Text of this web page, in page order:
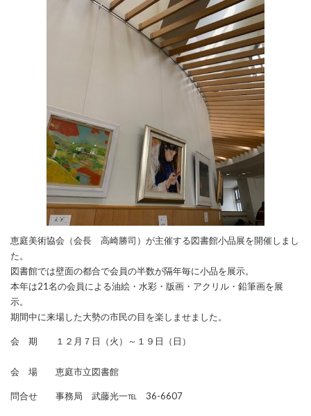
恵庭美術協会（会長 高崎勝司）が主催する図書館小品展を開催しまし
た。
図書館では壁面の都合で会員の半数が隔年毎に小品を展示。
本年は21名の会員による油絵・水彩・版画・アクリル・鉛筆画を展
示。
期間中に来場した大勢の市民の目を楽しませました。
会 期 １２月７日（火）～１９日（日）
会 場 恵庭市立図書館
問合せ 事務局 武藤光一℡ 36-6607